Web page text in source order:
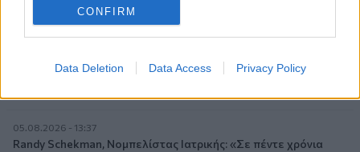
CONFIRM
Data Deletion Data Access Privacy Policy
06.08.2026 - 08:40
ελληνικές τράπεζες «πρωταθλήτριες» στα δάνεια, νέο deal
Βαρδινογιάννη- Εξάρχου και ο διπλασιασμός των κερδών της
05.08.2026 - 13:37
Randy Schekman, Νομπελίστας Ιατρικής: «Σε πέντε χρόνια